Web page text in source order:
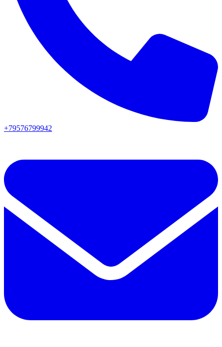
+79576799942